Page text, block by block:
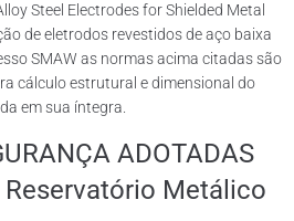
Steel Electrodes for Shielded Metal
de eletrodos revestidos de aço baixa
SMAW as normas acima citadas são
cálculo estrutural e dimensional do
em sua íntegra.
ADOTADAS
Reservatório Metálico